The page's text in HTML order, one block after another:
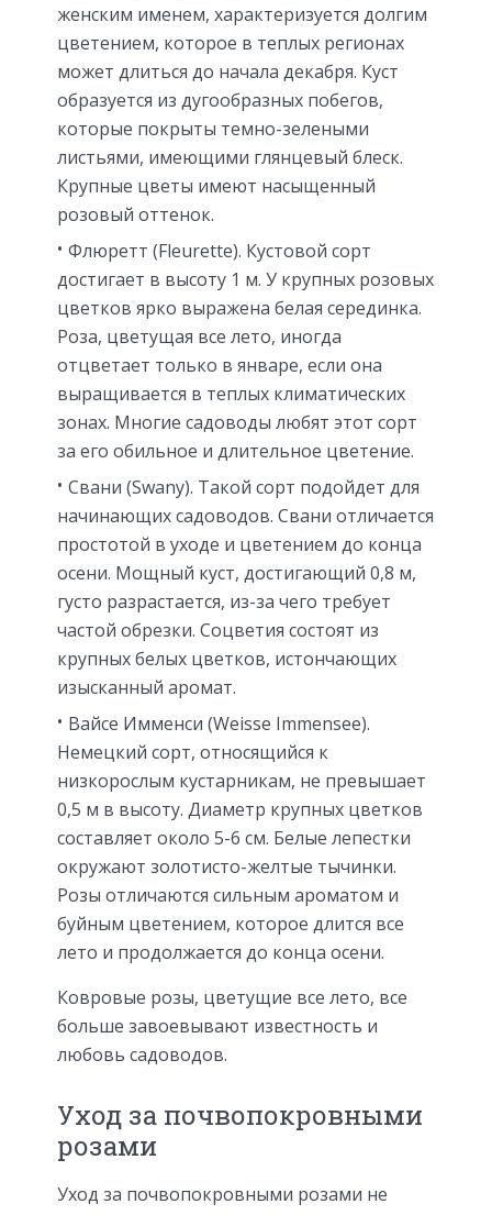
женским именем, характеризуется долгим
цветением, которое в теплых регионах
может длиться до начала декабря. Куст
образуется из дугообразных побегов,
которые покрыты темно-зелеными
листьями, имеющими глянцевый блеск.
Крупные цветы имеют насыщенный
розовый оттенок.
Флюретт (Fleurette). Кустовой сорт
достигает в высоту 1 м. У крупных розовых
цветков ярко выражена белая серединка.
Роза, цветущая все лето, иногда
отцветает только в январе, если она
выращивается в теплых климатических
зонах. Многие садоводы любят этот сорт
за его обильное и длительное цветение.
Свани (Swany). Такой сорт подойдет для
начинающих садоводов. Свани отличается
простотой в уходе и цветением до конца
осени. Мощный куст, достигающий 0,8 м,
густо разрастается, из-за чего требует
частой обрезки. Соцветия состоят из
крупных белых цветков, истончающих
изысканный аромат.
Вайсе Имменси (Weisse Immensee).
Немецкий сорт, относящийся к
низкорослым кустарникам, не превышает
0,5 м в высоту. Диаметр крупных цветков
составляет около 5-6 см. Белые лепестки
окружают золотисто-желтые тычинки.
Розы отличаются сильным ароматом и
буйным цветением, которое длится все
лето и продолжается до конца осени.
Ковровые розы, цветущие все лето, все
больше завоевывают известность и
любовь садоводов.
Уход за почвопокровными
розами
Уход за почвопокровными розами не